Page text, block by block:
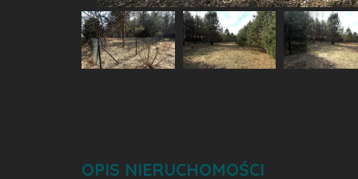
OPIS NIERUCHOMOŚCI